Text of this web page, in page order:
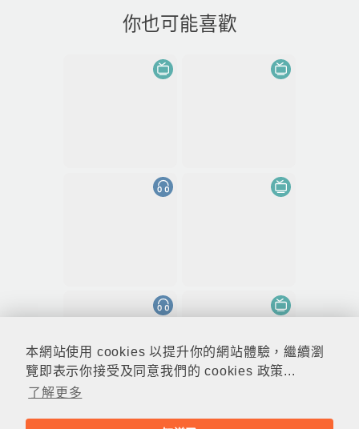
本網站使用 cookies 以提升你的網站體驗，繼續瀏
覽即表示你接受及同意我們的 cookies 政策...
了解更多
你也可能喜歡